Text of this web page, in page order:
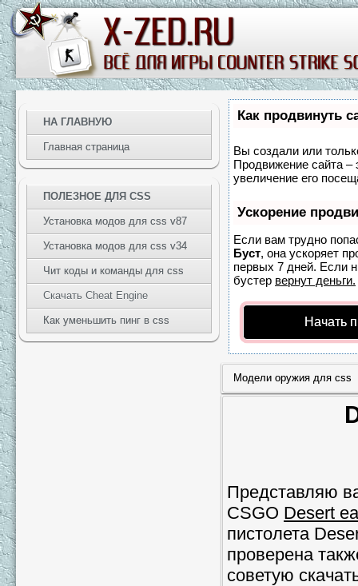
Как продвинуть
Вы создали или
Продвижение сайта –
увеличение его
Ускорение
Если вам трудно
Буст, она ускоряет
первых 7 дней. Если
бустер вернут деньги.
Начать
Модели оружия для css
Представляю
CSGO Desert
пистолета
проверена
советую
НА ГЛАВНУЮ
Главная страница
ПОЛЕЗНОЕ ДЛЯ CSS
Установка модов для css v87
Установка модов для css v34
Чит коды и команды для css
Скачать Cheat Engine
Как уменьшить пинг в css